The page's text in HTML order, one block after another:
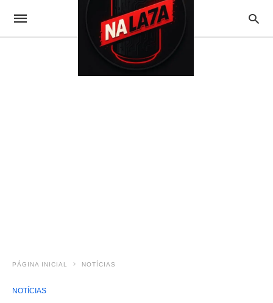
PÁGINA INICIAL NOTÍCIAS
NOTÍCIAS